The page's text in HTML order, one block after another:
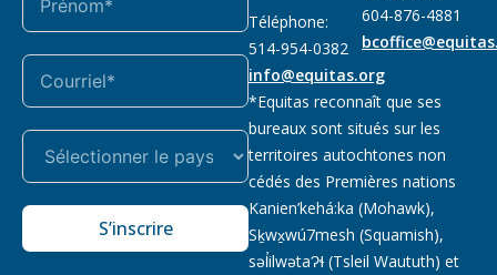
S’inscrire
Téléphone:
514-954-0382
info@equitas.org
604-876-4881
*Equitas reconnaît que ses
bureaux sont situés sur les
territoires autochtones non
cédés des Premières nations
Kanien’kehá:ka (Mohawk),
Sḵwx̱wú7mesh (Squamish),
səl̓ilwətaɁɬ (Tsleil Waututh) et